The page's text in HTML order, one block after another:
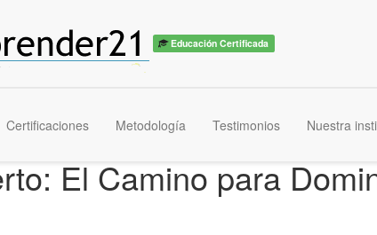
Educación Certificada
Certificaciones Metodología Testimonios Nuestra
El Camino para